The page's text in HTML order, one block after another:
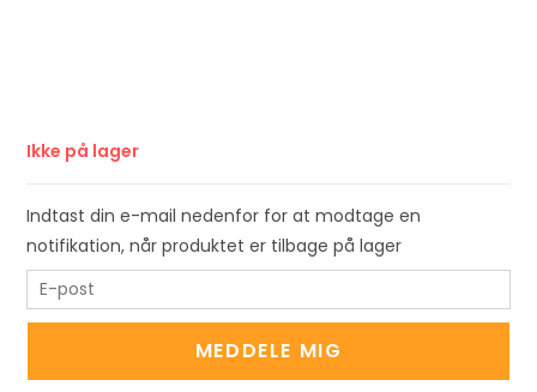
Ikke på lager
Indtast din e-mail nedenfor for at modtage en
notifikation, når produktet er tilbage på lager
n
MEDDELE MIG